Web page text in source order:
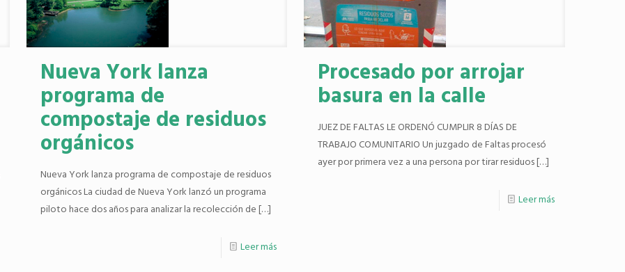
Nueva York lanza
programa de
compostaje de residuos
orgánicos
Nueva York lanza programa de compostaje de residuos
orgánicos La ciudad de Nueva York lanzó un programa
piloto hace dos años para analizar la recolección de[…]
Leer más
Procesado por arrojar
basura en la calle
JUEZ DE FALTAS LE ORDENÓ CUMPLIR 8 DÍAS DE
TRABAJO COMUNITARIO Un juzgado de Faltas procesó
ayer por primera vez a una persona por tirar residuos[…]
Leer más